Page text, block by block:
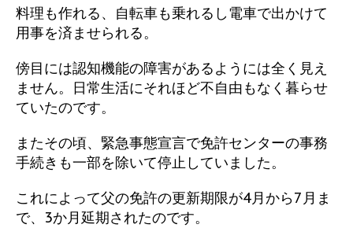
料理も作れる、自転車も乗れるし電車で出かけて
用事を済ませられる。
傍目には認知機能の障害があるようには全く見え
ません。日常生活にそれほど不自由もなく暮らせ
ていたのです。
またその頃、緊急事態宣言で免許センターの事務
手続きも一部を除いて停止していました。
これによって父の免許の更新期限が4月から7月ま
で、3か月延期されたのです。